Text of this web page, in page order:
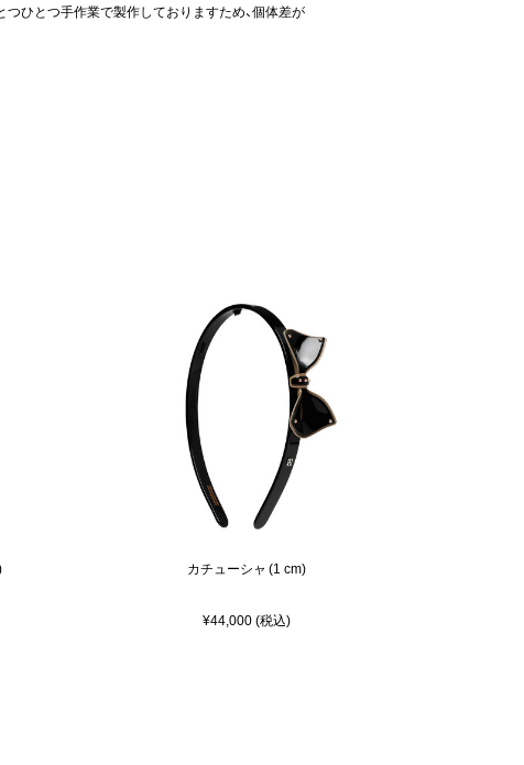
ひとつ手作業で製作しておりますため、個体差が
カチューシャ (1 cm)
¥44,000 (税込)